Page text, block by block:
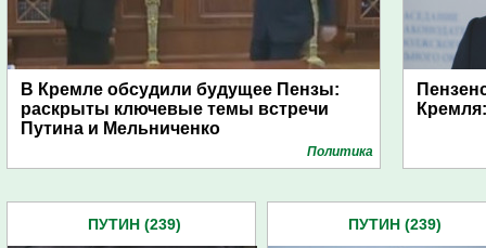
В Кремле обсудили будущее Пензы:
раскрыты ключевые темы встречи
Путина и Мельниченко
Политика
ПУТИН (239) ПУТИН (239)